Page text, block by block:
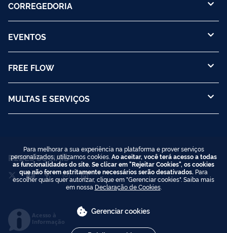
CORREGEDORIA
EVENTOS
FREE FLOW
MULTAS E SERVIÇOS
REDES SOCIAIS
Acesso à
Informação
Para melhorar a sua experiência na plataforma e prover serviços
personalizados, utilizamos cookies. Ao aceitar, você terá acesso a todas
as funcionalidades do site. Se clicar em "Rejeitar Cookies", os cookies
que não forem estritamente necessários serão desativados. Para
escolher quais quer autorizar, clique em "Gerenciar cookies". Saiba mais
em nossa Declaração de Cookies.
Gerenciar cookies